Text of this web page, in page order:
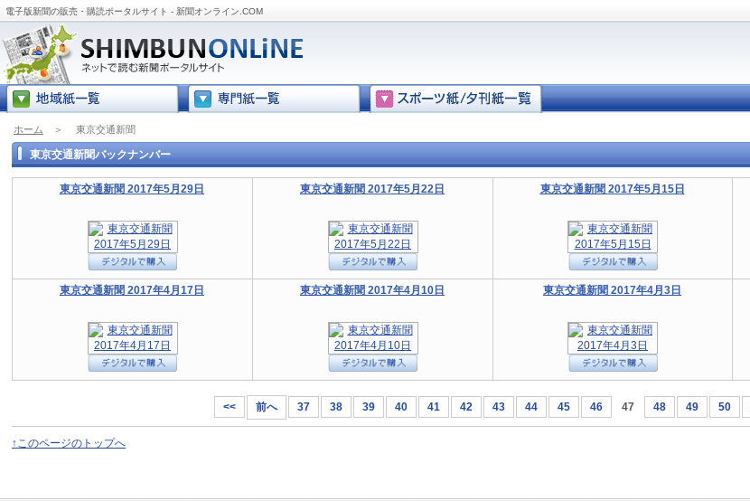
電子版新聞の販売・購読ポータルサイト - 新聞オンライン.COM
ホーム ＞ 東京交通新聞
東京交通新聞バックナンバー
東京交通新聞 2017年5月29日 東京交通新聞 2017年5月22日 東京交通新聞 2017年5月15日
東京交通新聞 2017年4月17日 東京交通新聞 2017年4月10日 東京交通新聞 2017年4月3日
<< 前へ 37 38 39 40 41 42 43 44 45 46 47 48 49 50
↑このページのトップへ